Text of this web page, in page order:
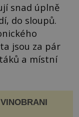
snad úplně
do sloupů.
jsou za pár
a místní